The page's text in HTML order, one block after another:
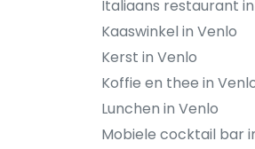
Italiaans restaurant
Kaaswinkel in Venlo
Kerst in Venlo
Koffie en thee in
Lunchen in Venlo
Mobiele cocktail bar